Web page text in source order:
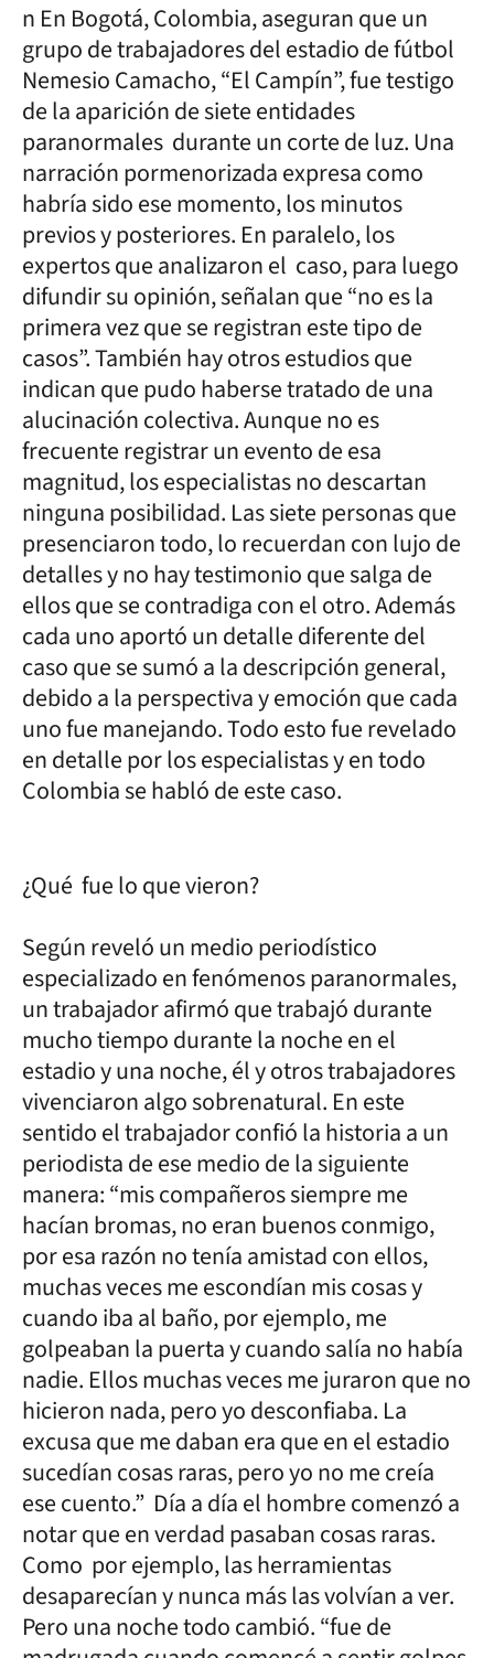
n En Bogotá, Colombia, aseguran que un
grupo de trabajadores del estadio de fútbol
Nemesio Camacho, “El Campín”, fue testigo
de la aparición de siete entidades
paranormales durante un corte de luz. Una
narración pormenorizada expresa como
habría sido ese momento, los minutos
previos y posteriores. En paralelo, los
expertos que analizaron el caso, para luego
difundir su opinión, señalan que “no es la
primera vez que se registran este tipo de
casos”. También hay otros estudios que
indican que pudo haberse tratado de una
alucinación colectiva. Aunque no es
frecuente registrar un evento de esa
magnitud, los especialistas no descartan
ninguna posibilidad. Las siete personas que
presenciaron todo, lo recuerdan con lujo de
detalles y no hay testimonio que salga de
ellos que se contradiga con el otro. Además
cada uno aportó un detalle diferente del
caso que se sumó a la descripción general,
debido a la perspectiva y emoción que cada
uno fue manejando. Todo esto fue revelado
en detalle por los especialistas y en todo
Colombia se habló de este caso.
¿Qué fue lo que vieron?
Según reveló un medio periodístico
especializado en fenómenos paranormales,
un trabajador afirmó que trabajó durante
mucho tiempo durante la noche en el
estadio y una noche, él y otros trabajadores
vivenciaron algo sobrenatural. En este
sentido el trabajador confió la historia a un
periodista de ese medio de la siguiente
manera: “mis compañeros siempre me
hacían bromas, no eran buenos conmigo,
por esa razón no tenía amistad con ellos,
muchas veces me escondían mis cosas y
cuando iba al baño, por ejemplo, me
golpeaban la puerta y cuando salía no había
nadie. Ellos muchas veces me juraron que no
hicieron nada, pero yo desconfiaba. La
excusa que me daban era que en el estadio
sucedían cosas raras, pero yo no me creía
ese cuento.” Día a día el hombre comenzó a
notar que en verdad pasaban cosas raras.
Como por ejemplo, las herramientas
desaparecían y nunca más las volvían a ver.
Pero una noche todo cambió. “fue de